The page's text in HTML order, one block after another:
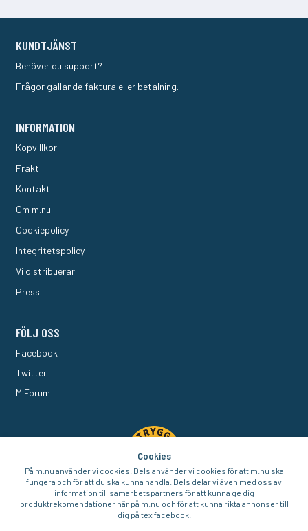
KUNDTJÄNST
Behöver du support?
Frågor gällande faktura eller betalning.
INFORMATION
Köpvillkor
Frakt
Kontakt
Om m.nu
Cookiepolicy
Integritetspolicy
Vi distribuerar
Press
FÖLJ OSS
Facebook
Twitter
M Forum
Cookies
På m.nu använder vi cookies. Dels använder vi cookies för att m.nu ska
fungera och för att du ska kunna handla. Dels delar vi även med oss av
information till samarbetspartners för att kunna ge dig
produktrekomendationer här på m.nu och för att kunna rikta annonser till
dig på tex facebook.